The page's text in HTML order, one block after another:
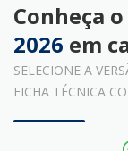
Conheça o
2026 em
SELECIONE A
FICHA TÉCNICA